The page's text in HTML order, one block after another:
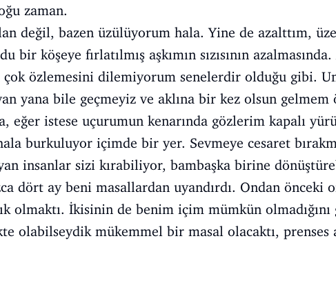
zaman.
değil, bazen üzülüyorum hala. Yine de azalttım,
bir köşeye fırlatılmış aşkımın sızısının
özlemesini dilemiyorum senelerdir olduğu gibi.
yana bile geçmeyiz ve aklına bir kez olsun gelmem
eğer istese uçurumun kenarında gözlerim kapalı
burkuluyor içimde bir yer. Sevmeye cesaret
insanlar sizi kırabiliyor, bambaşka birine
dört ay beni masallardan uyandırdı. Ondan önceki
olmaktı. İkisinin de benim içim mümkün
olabilseydik mükemmel bir masal olacaktı, prenses